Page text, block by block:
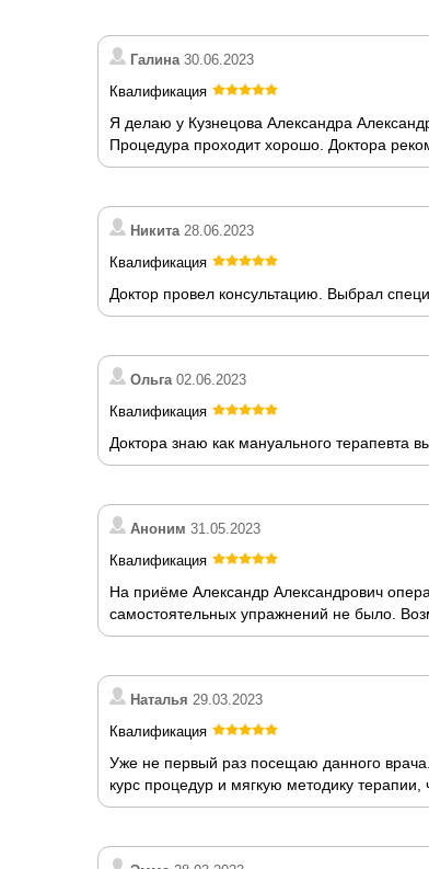
Галина30.06.2023
Квалификация
Я делаю у Кузнецова Александра
Процедура проходит хорошо. Доктора
Никита28.06.2023
Квалификация
Доктор провел консультацию. Выбрал
Ольга02.06.2023
Квалификация
Доктора знаю как мануального терапевта
Аноним 31.05.2023
Квалификация
На приёме Александр Александрович
самостоятельных упражнений не было.
Наталья 29.03.2023
Квалификация
Уже не первый раз посещаю данного
курс процедур и мягкую методику